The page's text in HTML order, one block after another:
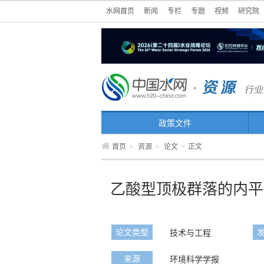
水网首页 新闻 专栏 专题 视频 研究院
政策文件
首页 > 资源 > 论文 > 正文
乙酸型顶极群落的内
论文类型 技术与工程
来源 环境科学学报